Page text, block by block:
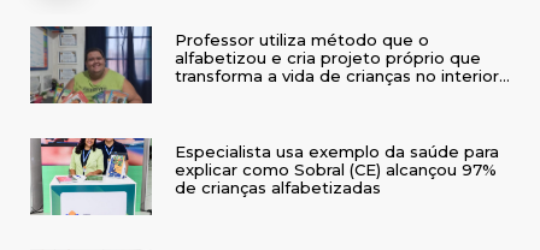
Professor utiliza método que o
alfabetizou e cria projeto próprio que
transforma a vida de crianças no interior
Especialista usa exemplo da saúde para
explicar como Sobral (CE) alcançou 97%
de crianças alfabetizadas